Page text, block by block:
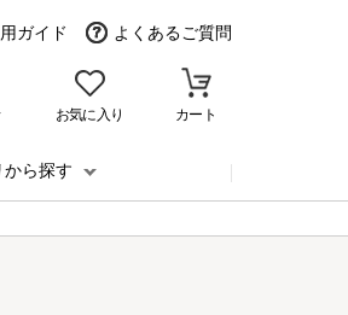
ガイド よくあるご質問
お気に入り カート
ら探す